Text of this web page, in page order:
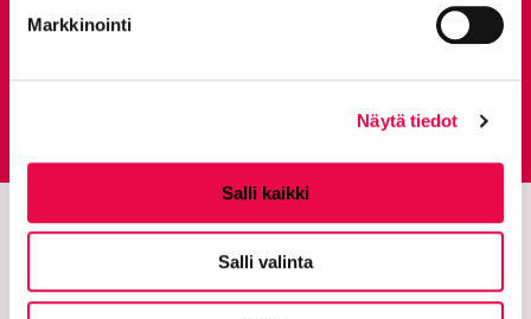
Markkinointi
Näytä tiedot
Salli kaikki
Salli valinta
Anna palautetta
Palautepalvelu
Siirtyy ulkoiselle